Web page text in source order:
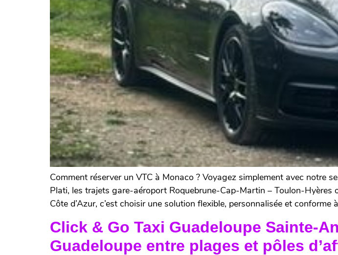
Comment réserver un VTC à Monaco ? Voyagez simplement avec notre
Plati, les trajets gare-aéroport Roquebrune-Cap-Martin – Toulon-
Côte d’Azur, c’est choisir une solution flexible, personnalisée et
Click & Go Taxi Guadeloupe Sainte-
Guadeloupe entre plages et pôles